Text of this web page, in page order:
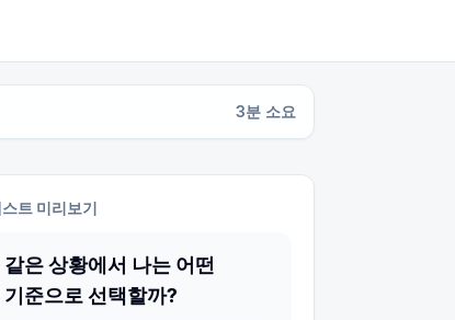
3분 소요
트 미리보기
같은 상황에서 나는 어떤
기준으로 선택할까?